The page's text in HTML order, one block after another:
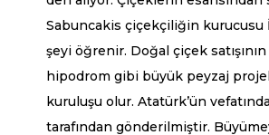
Sabuncakis çiçekçiliğin kurucusu
şeyi öğrenir. Doğal çiçek
hipodrom gibi büyük peyzaj
kuruluşu olur. Atatürk’ün
tarafından gönderilmiştir.